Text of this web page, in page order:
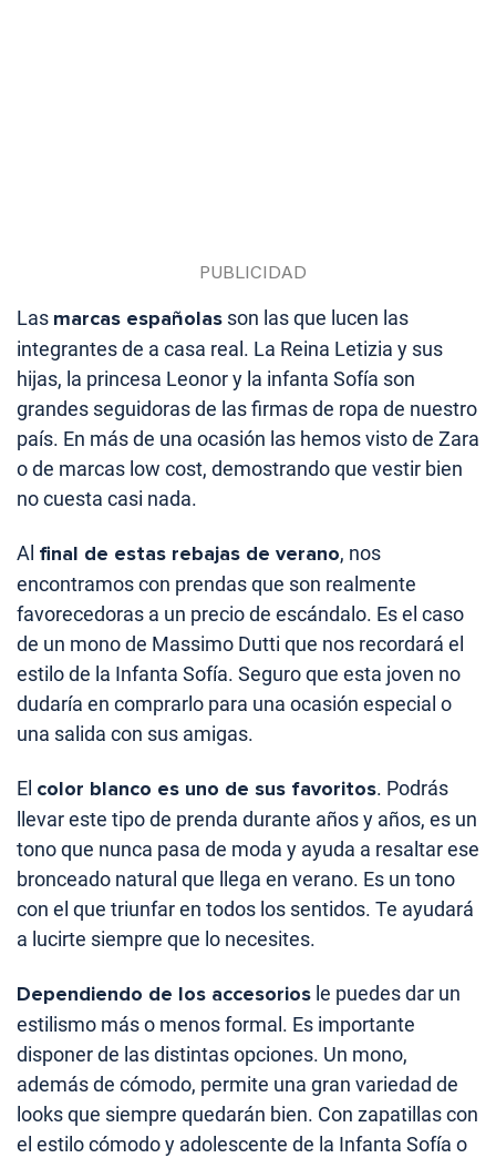
Las marcas españolas son las que lucen las
integrantes de a casa real. La Reina Letizia y sus
hijas, la princesa Leonor y la infanta Sofía son
grandes seguidoras de las firmas de ropa de nuestro
país. En más de una ocasión las hemos visto de Zara
o de marcas low cost, demostrando que vestir bien
no cuesta casi nada.
Al final de estas rebajas de verano, nos
encontramos con prendas que son realmente
favorecedoras a un precio de escándalo. Es el caso
de un mono de Massimo Dutti que nos recordará el
estilo de la Infanta Sofía. Seguro que esta joven no
dudaría en comprarlo para una ocasión especial o
una salida con sus amigas.
El color blanco es uno de sus favoritos. Podrás
llevar este tipo de prenda durante años y años, es un
tono que nunca pasa de moda y ayuda a resaltar ese
bronceado natural que llega en verano. Es un tono
con el que triunfar en todos los sentidos. Te ayudará
a lucirte siempre que lo necesites.
Dependiendo de los accesorios le puedes dar un
estilismo más o menos formal. Es importante
disponer de las distintas opciones. Un mono,
además de cómodo, permite una gran variedad de
looks que siempre quedarán bien. Con zapatillas con
el estilo cómodo y adolescente de la Infanta Sofía o